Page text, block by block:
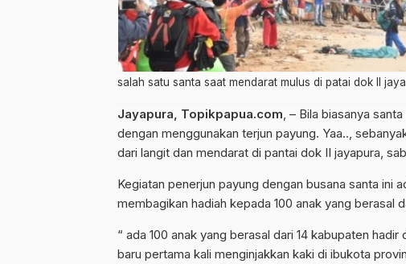
salah satu santa saat mendarat mulus di patai dok II
Jayapura, Topikpapua.com, – Bila biasanya
dengan menggunakan terjun payung. Yaa..,
dari langit dan mendarat di pantai dok II jayapura,
Kegiatan penerjun payung dengan busana santa ini
membagikan hadiah kepada 100 anak yang berasal
“ ada 100 anak yang berasal dari 14 kabupaten
baru pertama kali menginjakkan kaki di ibukota